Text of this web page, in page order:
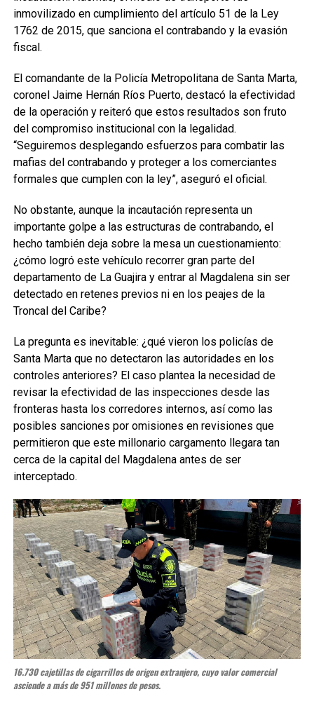
inmovilizado en cumplimiento del artículo 51 de la Ley
1762 de 2015, que sanciona el contrabando y la evasión
fiscal.
El comandante de la Policía Metropolitana de Santa Marta,
coronel Jaime Hernán Ríos Puerto, destacó la efectividad
de la operación y reiteró que estos resultados son fruto
del compromiso institucional con la legalidad.
“Seguiremos desplegando esfuerzos para combatir las
mafias del contrabando y proteger a los comerciantes
formales que cumplen con la ley”, aseguró el oficial.
No obstante, aunque la incautación representa un
importante golpe a las estructuras de contrabando, el
hecho también deja sobre la mesa un cuestionamiento:
¿cómo logró este vehículo recorrer gran parte del
departamento de La Guajira y entrar al Magdalena sin ser
detectado en retenes previos ni en los peajes de la
Troncal del Caribe?
La pregunta es inevitable: ¿qué vieron los policías de
Santa Marta que no detectaron las autoridades en los
controles anteriores? El caso plantea la necesidad de
revisar la efectividad de las inspecciones desde las
fronteras hasta los corredores internos, así como las
posibles sanciones por omisiones en revisiones que
permitieron que este millonario cargamento llegara tan
cerca de la capital del Magdalena antes de ser
interceptado.
16.730 cajetillas de cigarrillos de origen extranjero, cuyo valor comercial
asciende a más de 951 millones de pesos.